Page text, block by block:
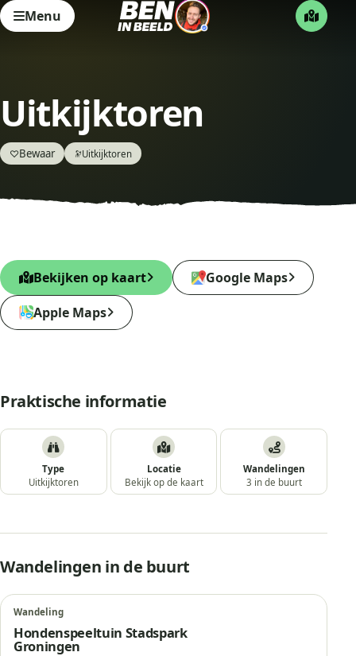
Menu
Uitkijktoren
♡Bewaar 🔭Uitkijktoren
Bekijken op kaart
Google Maps
Apple Maps
Praktische informatie
Type
Uitkijktoren
Locatie
Bekijk op de kaart
Wandelingen
3 in de buurt
Wandelingen in de buurt
Wandeling
Hondenspeeltuin Stadspark
Groningen